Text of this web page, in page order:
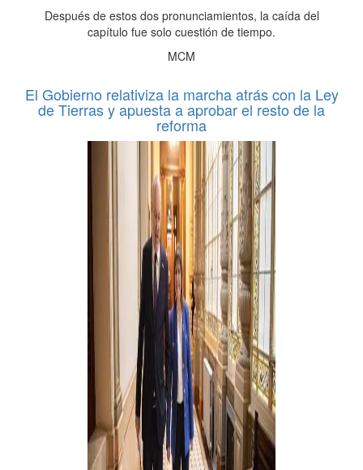
Después de estos dos pronunciamientos, la caída del
capítulo fue solo cuestión de tiempo.
MCM
El Gobierno relativiza la marcha atrás con la Ley
de Tierras y apuesta a aprobar el resto de la
reforma